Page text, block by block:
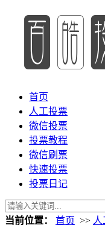
首页
人工投票
微信投票
投票教程
微信刷票
快速投票
投票日记
当前位置： 首页 >>